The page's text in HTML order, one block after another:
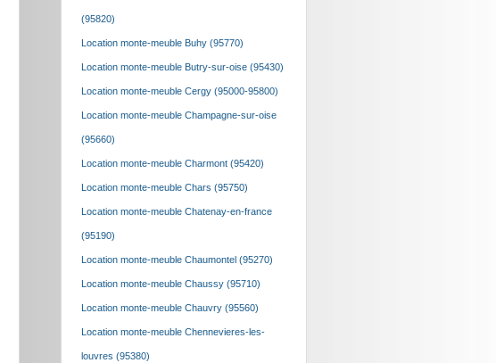
(95820)
Location monte-meuble Buhy (95770)
Location monte-meuble Butry-sur-oise (95430)
Location monte-meuble Cergy (95000-95800)
Location monte-meuble Champagne-sur-oise
(95660)
Location monte-meuble Charmont (95420)
Location monte-meuble Chars (95750)
Location monte-meuble Chatenay-en-france
(95190)
Location monte-meuble Chaumontel (95270)
Location monte-meuble Chaussy (95710)
Location monte-meuble Chauvry (95560)
Location monte-meuble Chennevieres-les-
louvres (95380)